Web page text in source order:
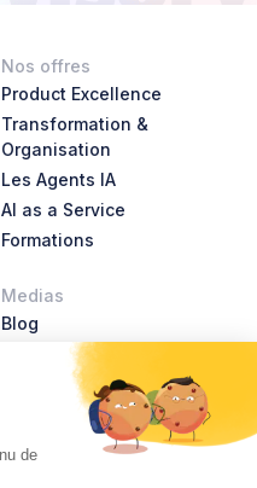
Nos offres
Product Excellence
Transformation &
Organisation
Les Agents IA
AI as a Service
Formations
Medias
Blog
AI Leader Stories
Product Leader Stories
Livres blancs
Glossaire